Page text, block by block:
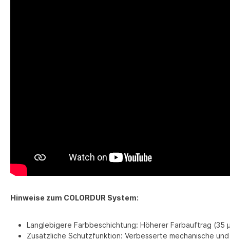
Hinweise zum COLORDUR System:
Langlebigere Farbbeschichtung: Höherer Farbauftrag (35
Zusätzliche Schutzfunktion: Verbesserte mechanische